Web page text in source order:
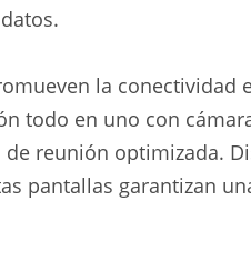
la
todo en uno con
reunión optimizada.
pantallas garantizan